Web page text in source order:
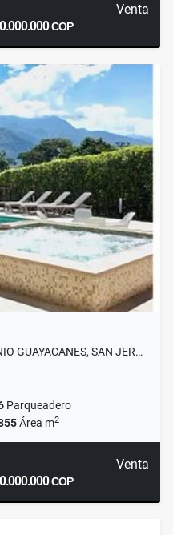
Venta
COP
GUAYACANES, SAN JER…
Parqueadero
Área m2
Venta
COP